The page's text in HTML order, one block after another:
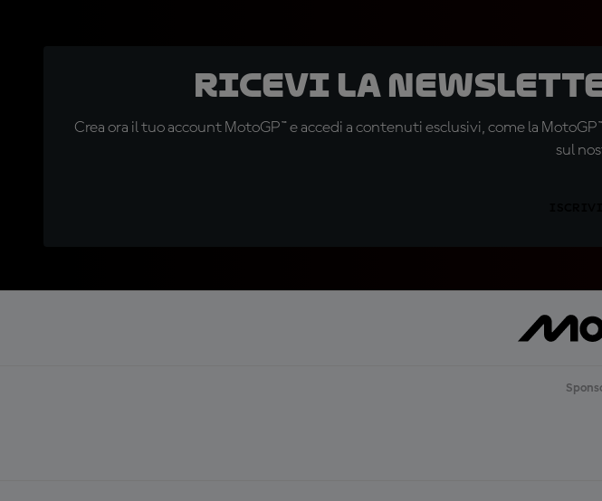
Ricevi la
Crea ora il tuo account MotoGP™ e accedi a contenuti esclusivi, come la
sul